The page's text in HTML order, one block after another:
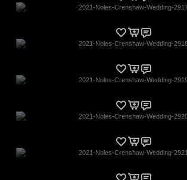
2021-Noles-Crenshaw-Wedding-
2021-Noles-Crenshaw-Wedding-
2021-Noles-Crenshaw-Wedding-
2021-Noles-Crenshaw-Wedding-
2021-Noles-Crenshaw-Wedding-2921